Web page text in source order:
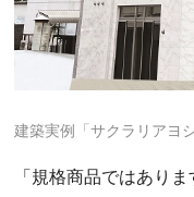
建築実例「サクラリアヨ
「規格商品ではあり